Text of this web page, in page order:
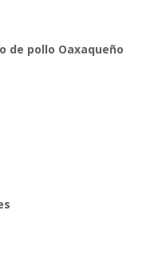
de pollo Oaxaqueño